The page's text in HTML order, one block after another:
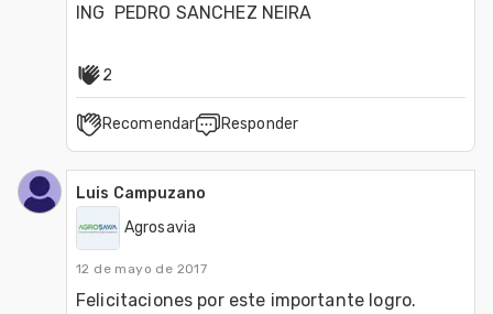
ING  PEDRO SANCHEZ NEIRA
2
Recomendar Responder
Luis Campuzano
Agrosavia
12 de mayo de 2017
Felicitaciones por este importante logro.